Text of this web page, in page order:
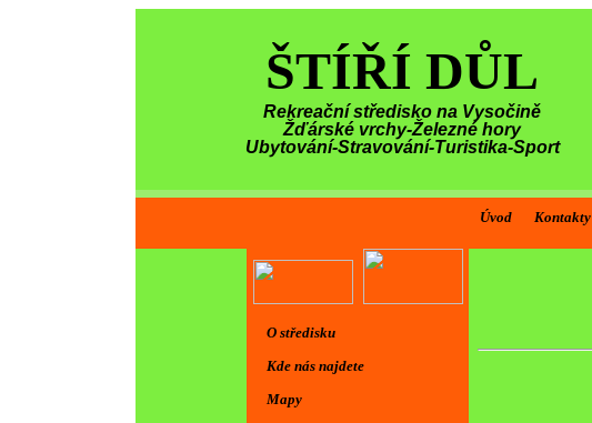
ŠTÍŘÍ DŮL
Rekreační středisko na Vysočině
Žďárské vrchy-Železné hory
Ubytování-Stravování-Turistika-Sport
Úvod Kontakty
O středisku
Kde nás najdete
Mapy